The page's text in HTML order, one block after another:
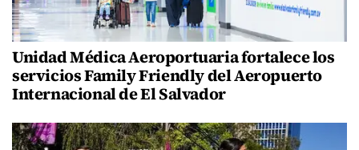
Unidad Médica Aeroportuaria fortalece los
servicios Family Friendly del Aeropuerto
Internacional de El Salvador